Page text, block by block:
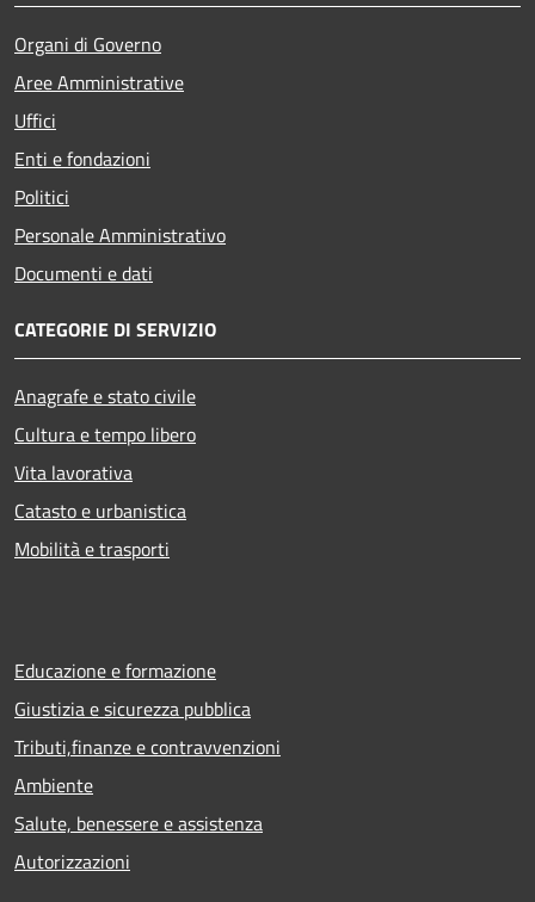
Organi di Governo
Aree Amministrative
Uffici
Enti e fondazioni
Politici
Personale Amministrativo
Documenti e dati
CATEGORIE DI SERVIZIO
Anagrafe e stato civile
Cultura e tempo libero
Vita lavorativa
Catasto e urbanistica
Mobilità e trasporti
Educazione e formazione
Giustizia e sicurezza pubblica
Tributi,finanze e contravvenzioni
Ambiente
Salute, benessere e assistenza
Autorizzazioni